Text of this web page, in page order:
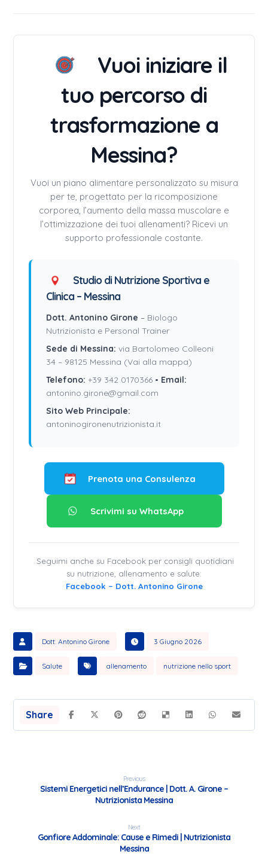
Vuoi iniziare il
tuo percorso di
trasformazione a
Messina?
Vuoi un piano alimentare personalizzato su misura
per te, progettato per la ricomposizione
corporea, l’aumento della massa muscolare e
l’ottimizzazione dei tuoi allenamenti? Ricevi un
supporto professionale costante.
Studio di Nutrizione Sportiva e
Clinica – Messina
Dott. Antonino Girone – Biologo
Nutrizionista e Personal Trainer
Sede di Messina: via Bartolomeo Colleoni
34 – 98125 Messina (Vai alla mappa)
Telefono: +39 342 0170366 • Email:
antonino.girone@gmail.com
Sito Web Principale:
antoninogironenutrizionista.it
Prenota una Consulenza
Scrivimi su WhatsApp
Seguimi anche su Facebook per consigli quotidiani
su nutrizione, allenamento e salute:
Facebook – Dott. Antonino Girone
Dott. Antonino Girone 3 Giugno 2026
Salute allenamento nutrizione nello sport
Previous
Sistemi Energetici nell’Endurance | Dott. A. Girone –
Nutrizionista Messina
Next
Gonfiore Addominale: Cause e Rimedi | Nutrizionista
Messina